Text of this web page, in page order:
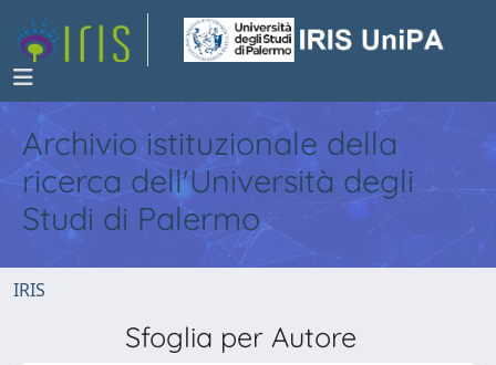
Archivio istituzionale della
ricerca dell'Università degli
Studi di Palermo
IRIS
Sfoglia per Autore